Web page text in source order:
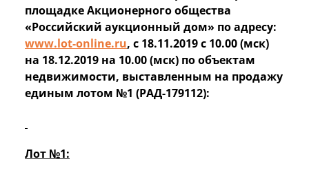
площадке Акционерного общества
«Российский аукционный дом» по адресу:
www.lot-online.ru, с 18.11.2019 с 10.00 (мск)
на 18.12.2019 на 10.00 (мск) по объектам
недвижимости, выставленным на продажу
единым лотом №1 (РАД-179112):
Лот №1: